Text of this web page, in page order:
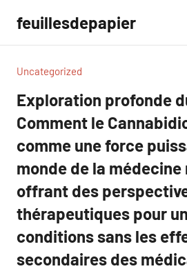
contenu
feuillesdepapier
Uncategorized
Exploration profonde
Comment le
comme une force
monde de la
offrant des
thérapeutiques pour
conditions sans les
secondaires des